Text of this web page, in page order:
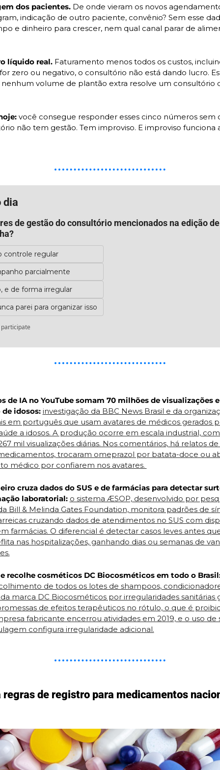
dos pacientes. De onde vieram os novos
indicação de outro paciente, convênio? Sem esse
e dinheiro para crescer, nem qual canal parar de
líquido real. Faturamento menos todos os custos,
zero ou negativo, o consultório não está dando lucro.
nenhum volume de plantão extra resolve um consultório
você consegue responder esses cinco números sem
não tem gestão. Tem improviso. E improviso funciona
dia
de gestão do consultório mencionados na edição
controle regular
parcialmente
e de forma irregular
parei para organizar isso
de IA no YouTube somam 70 milhões de visualizações
idosos: investigação da BBC News Brasil e da
em português que usam avatares de médicos gerados
a idosos. A produção ocorre em escala industrial,
mil visualizações diárias. Nos comentários, há relatos
trocaram omeprazol por batata-doce ou
médico por confiarem nos avatares.
cruza dados do SUS e de farmácias para detectar
laboratorial: o sistema ÆSOP, desenvolvido por
Bill & Melinda Gates Foundation, monitora padrões de
cruzando dados de atendimentos no SUS com
farmácias. O diferencial é detectar casos leves antes
nas hospitalizações, ganhando dias ou semanas de
recolhe cosméticos DC Biocosméticos em todo o
de todos os lotes de shampoos,
marca DC Biocosméticos por irregularidades sanitárias
de efeitos terapêuticos no rótulo, o que é
fabricante encerrou atividades em 2019, e o uso de
configura irregularidade adicional.
de registro para medicamentos